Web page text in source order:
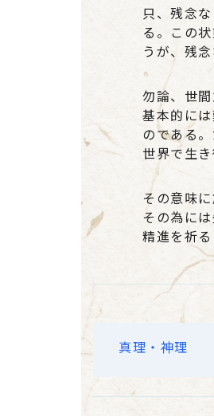
只、残念
る。この
うが、残
勿論、世
基本的に
のである
世界で生
その意味
その為に
精進を祈る
真理・神理